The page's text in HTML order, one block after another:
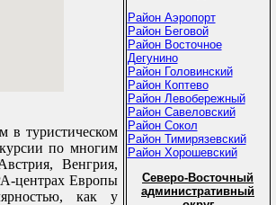
в туристическом
по многим
Венгрия,
центрах Европы
как у
Район Аэропорт
Район Беговой
Район Восточное
Дегунино
Район Головинский
Район Коптево
Район Левобережный
Район Савеловский
Район Сокол
Район Тимирязевский
Район Хорошевский
Северо-Восточный
административный